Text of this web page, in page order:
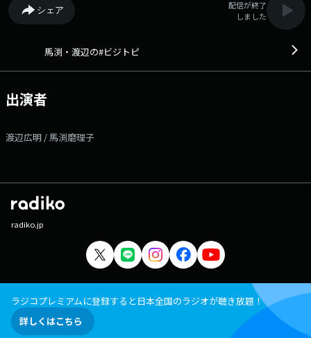
がこの1時間でわかる！ ・ビジネスのヒントに ・商談の雑談ネタ
に ・ステップアップのために ・金融の学びに ・日本の未来を考えた
けにも？ ＊時間多少前後する場合があります。 また、内容も一部変
https://www.tfm.co.jp/f/biztopi/message Xハッシュタグは「#ビジト
ピ」 Xアカウントは「@biztopi_tfm」
シェア
配信が終了
しました
馬渕・渡辺の#ビジトピ
出演者
渡辺広明 / 馬渕磨理子
radiko.jp
ラジコプレミアムに登録すると日本全国のラジオが聴き放題！
詳しくはこちら